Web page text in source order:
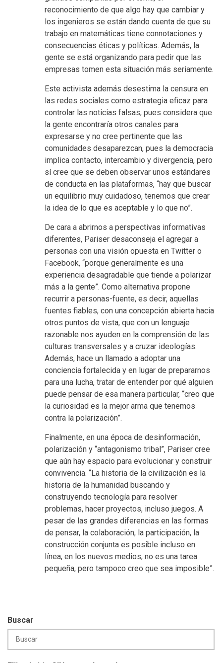
reconocimiento de que algo hay que cambiar y
los ingenieros se están dando cuenta de que su
trabajo en matemáticas tiene connotaciones y
consecuencias éticas y políticas. Además, la
gente se está organizando para pedir que las
empresas tomen esta situación más seriamente.
Este activista además desestima la censura en
las redes sociales como estrategia eficaz para
controlar las noticias falsas, pues considera que
la gente encontraría otros canales para
expresarse y no cree pertinente que las
comunidades desaparezcan, pues la democracia
implica contacto, intercambio y divergencia, pero
sí cree que se deben observar unos estándares
de conducta en las plataformas, “hay que buscar
un equilibrio muy cuidadoso, tenemos que crear
la idea de lo que es aceptable y lo que no”.
De cara a abrirnos a perspectivas informativas
diferentes, Pariser desaconseja el agregar a
personas con una visión opuesta en Twitter o
Facebook, “porque generalmente es una
experiencia desagradable que tiende a polarizar
más a la gente”. Como alternativa propone
recurrir a personas-fuente, es decir, aquellas
fuentes fiables, con una concepción abierta hacia
otros puntos de vista, que con un lenguaje
razonable nos ayuden en la comprensión de las
culturas transversales y a cruzar ideologías.
Además, hace un llamado a adoptar una
conciencia fortalecida y en lugar de prepararnos
para una lucha, tratar de entender por qué alguien
puede pensar de esa manera particular, “creo que
la curiosidad es la mejor arma que tenemos
contra la polarización”.
Finalmente, en una época de desinformación,
polarización y “antagonismo tribal”, Pariser cree
que aún hay espacio para evolucionar y construir
convivencia. “La historia de la civilización es la
historia de la humanidad buscando y
construyendo tecnología para resolver
problemas, hacer proyectos, incluso juegos. A
pesar de las grandes diferencias en las formas
de pensar, la colaboración, la participación, la
construcción conjunta es posible incluso en
línea, en los nuevos medios, no es una tarea
pequeña, pero tampoco creo que sea imposible”.
Buscar